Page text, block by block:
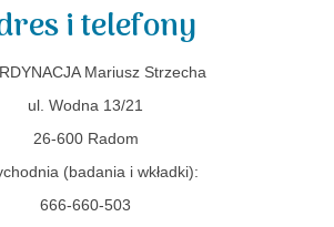
i telefony
Mariusz Strzecha
ul. Wodna 13/21
26-600 Radom
(badania i wkładki):
666-660-503